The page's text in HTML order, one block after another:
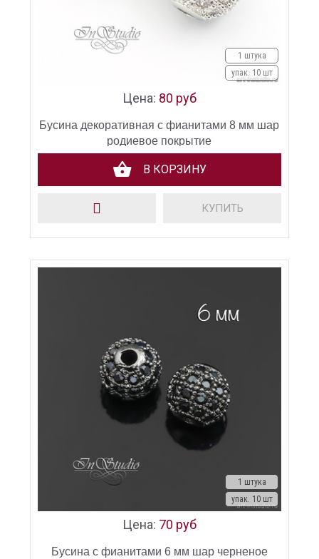
1 штука
упак. 10 шт
Цена: 80 руб
Бусина декоративная с фианитами 8 мм шар
родиевое покрытие
В КОРЗИНУ
КУПИТЬ
1 штука
упак. 10 шт
Цена: 70 руб
Бусина с фианитами 6 мм шар черненое